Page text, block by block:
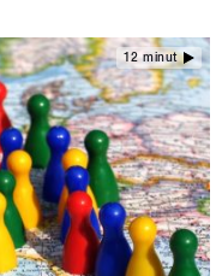
12 minut